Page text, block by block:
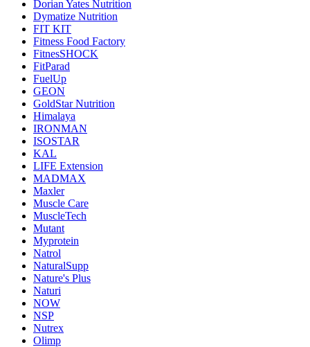
Dorian Yates Nutrition
Dymatize Nutrition
FIT KIT
Fitness Food Factory
FitnesSHOCK
FitParad
FuelUp
GEON
GoldStar Nutrition
Himalaya
IRONMAN
ISOSTAR
KAL
LIFE Extension
MADMAX
Maxler
Muscle Care
MuscleTech
Mutant
Myprotein
Natrol
NaturalSupp
Nature's Plus
Naturi
NOW
NSP
Nutrex
Olimp